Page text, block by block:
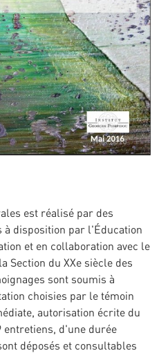
est réalisé par des
disposition par l'Éducation
et en collaboration avec le
Section du XXe siècle des
sont soumis à
choisies par le témoin
autorisation écrite du
entretiens, d'une durée
déposés et consultables